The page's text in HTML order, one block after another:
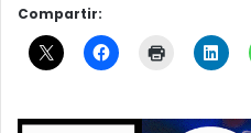
Compartir: